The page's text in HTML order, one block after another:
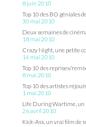
8 juin 2010
Top 10 des BO géniales
30 mai 2010
Deux semaines de
18 mai 2010
Crazy Night, une petite
14 mai 2010
Top 10 des reprises/
8 mai 2010
Top 10 des artistes
1 mai 2010
Life During Wartime, un
26 avril 2010
Kick-Ass, un vrai film de